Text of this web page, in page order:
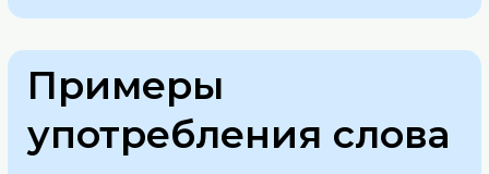
Примеры
употребления слова